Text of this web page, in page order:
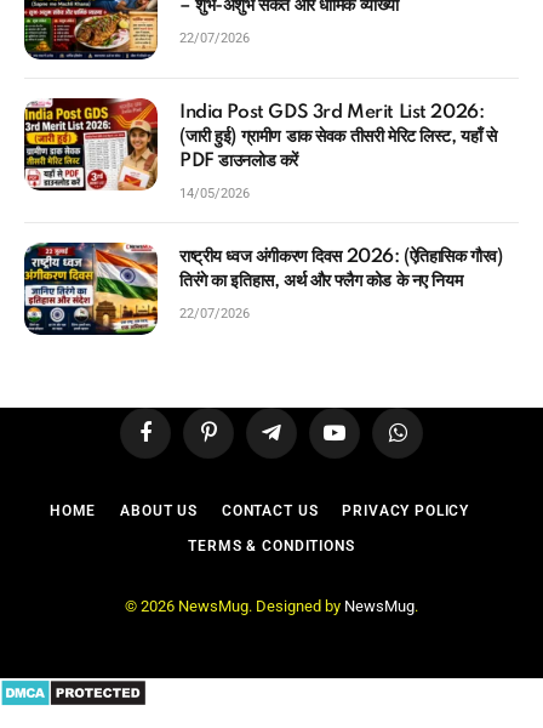
– शुभ-अशुभ संकेत और धार्मिक व्याख्या
22/07/2026
India Post GDS 3rd Merit List 2026:
(जारी हुई) ग्रामीण डाक सेवक तीसरी मेरिट लिस्ट, यहाँ से
PDF डाउनलोड करें
14/05/2026
राष्ट्रीय ध्वज अंगीकरण दिवस 2026: (ऐतिहासिक गौरव)
तिरंगे का इतिहास, अर्थ और फ्लैग कोड के नए नियम
22/07/2026
FacebookPinterest TelegramYouTubeWhatsApp
HOME ABOUT US CONTACT US PRIVACY POLICY
TERMS & CONDITIONS
© 2026 NewsMug. Designed by NewsMug.